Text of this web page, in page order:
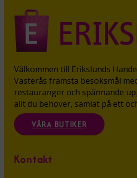
Välkommen till Erikslunds
Västerås främsta besöksmål
restauranger och spännande
allt du behöver, samlat på ett
VÅRA BUTIKER
Kontakt